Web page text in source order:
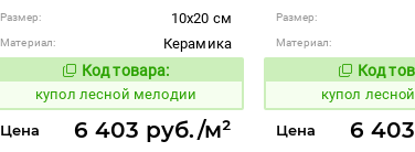
Размер: 10x20 см
Материал:
Керамика
Код товара:
849548 Код товара:
купол лесной мелодии
Цена 6 403 руб./м²
Размер:
Материал:
849547 Код
купол
Цена 6